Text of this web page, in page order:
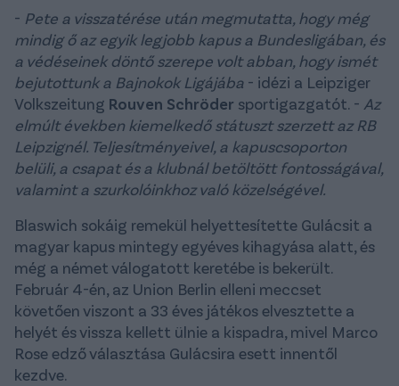
- Pete a visszatérése után megmutatta, hogy még
mindig ő az egyik legjobb kapus a Bundesligában, és
a védéseinek döntő szerepe volt abban, hogy ismét
bejutottunk a Bajnokok Ligájába - idézi a Leipziger
Volkszeitung Rouven Schröder sportigazgatót. - Az
elmúlt években kiemelkedő státuszt szerzett az RB
Leipzignél. Teljesítményeivel, a kapuscsoporton
belüli, a csapat és a klubnál betöltött fontosságával,
valamint a szurkolóinkhoz való közelségével.
Blaswich sokáig remekül helyettesítette Gulácsit a
magyar kapus mintegy egyéves kihagyása alatt, és
még a német válogatott keretébe is bekerült.
Február 4-én, az Union Berlin elleni meccset
követően viszont a 33 éves játékos elvesztette a
helyét és vissza kellett ülnie a kispadra, mivel Marco
Rose edző választása Gulácsira esett innentől
kezdve.